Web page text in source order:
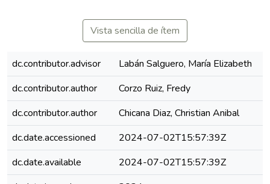
Vista sencilla de ítem
dc.contributor.advisor
Labán Salguero, María Elizabeth
dc.contributor.author
Corzo Ruiz, Fredy
dc.contributor.author
Chicana Diaz, Christian Anibal
dc.date.accessioned
2024-07-02T15:57:39Z
dc.date.available
2024-07-02T15:57:39Z